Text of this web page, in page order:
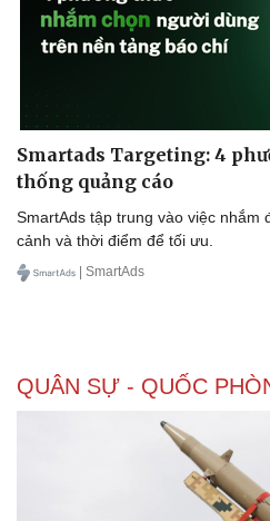
Smartads Targeting: 4
thống quảng cáo
SmartAds tập trung vào việc nhắm
cảnh và thời điểm để tối ưu.
| SmartAds
QUÂN SỰ - QUỐC